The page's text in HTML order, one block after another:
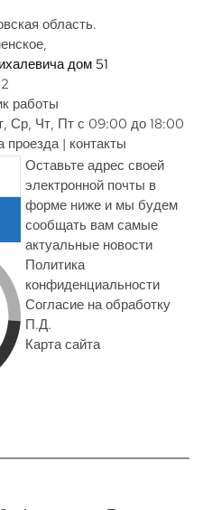
область.
дом 51
работы
Ср, Чт, Пт с 09:00 до 18:00
проезда | контакты
Оставьте адрес своей
электронной почты в
форме ниже и мы будем
сообщать вам самые
актуальные новости
Политика
конфиденциальности
Согласие на обработку
П.Д.
Карта сайта